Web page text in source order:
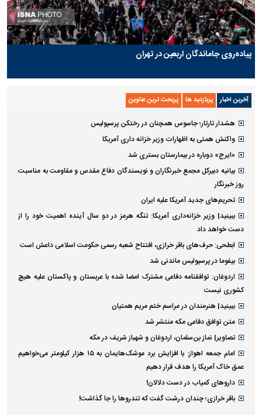
پیاده‌روی جاماندگان اربعین در تهران
آخرین اخبار پربازدید ها پربحث ترین عناوین
هشدار تارتار؛ جاسوس همچنان در رختکن پرسپولیس
واکنش همتی به اظهارات وزیر خزانه داری آمریکا
«ایرج» دوباره در بیمارستان بستری شد
بیانیه دبیرکل مجمع خبرنگاران و نویسندگان دفاع مقدس و مقاومت به مناسبت
روز خبرنگار
تحریم‌های جدید آمریکا علیه ایران
ببینید| وزیر خزانه‌داری آمریکا: تنگه هرمز در دو سال آینده اهمیت خود را از
دست خواهد داد
ابطحی: حرف‌های باقر خرازی، افتتاح شعبه رسمی حکومت اسلامی داعش است
بیفوما در پرسپولیس ماندنی شد
اردوغان: توافقنامه دفاعی مشترک امضا شده با عربستان و پاکستان علیه هیچ
کشوری نیست
ببینید| هنرمندان در مراسم ختم مریم همتیان
متن توافق دفاعی مکه منتشر شد
تصاویر| نماز بن‌سلمان، اردوغان و شهباز شریف در مکه
امام‌ جمعه اهواز: با افزایش برد موشک‌هایمان به ۱۵ هزار کیلومتر می‌خواهیم
عمق خاک آمریکا را هدف قرار دهیم
داروهای کمیاب در دست دلالان!
باقر خرازی؛ چندان درشت گفت که تندروها را جا گذاشت!